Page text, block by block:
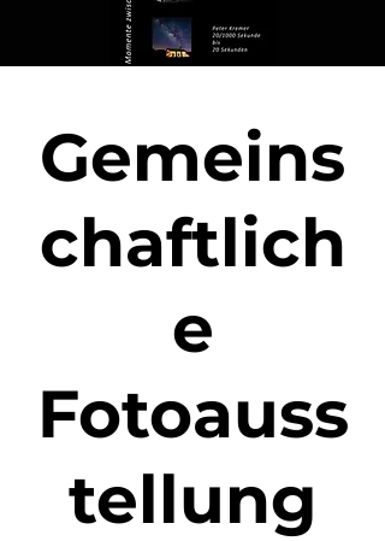
Gemeins
chaftlich
e
Fotoauss
tellung